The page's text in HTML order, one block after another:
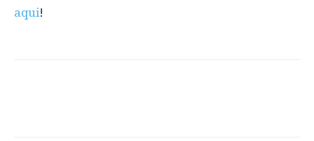
aqui!